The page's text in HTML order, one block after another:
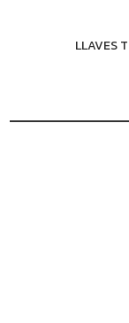
LLAVES